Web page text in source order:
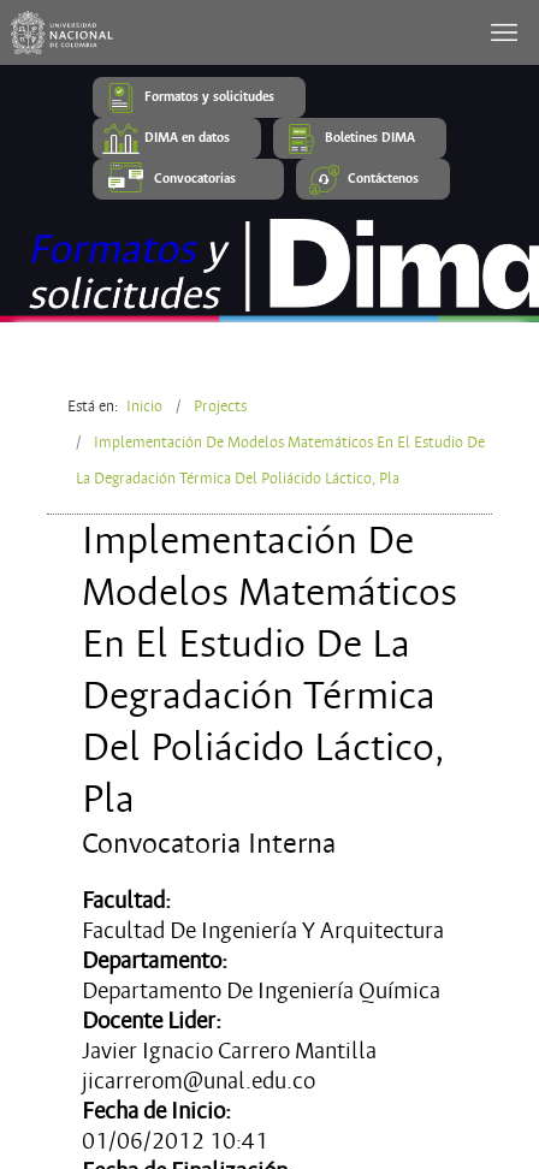
Formatos y solicitudes
DIMA en datos Boletines DIMA
Convocatorias Contáctenos
Está en: Inicio
Projects
Implementación De Modelos Matemáticos En El Estudio De
La Degradación Térmica Del Poliácido Láctico, Pla
Implementación De
Modelos Matemáticos
En El Estudio De La
Degradación Térmica
Del Poliácido Láctico,
Pla
Convocatoria Interna
Facultad:
Facultad De Ingeniería Y Arquitectura
Departamento:
Departamento De Ingeniería Química
Docente Lider:
Javier Ignacio Carrero Mantilla
jicarrerom@unal.edu.co
Fecha de Inicio:
01/06/2012 10:41